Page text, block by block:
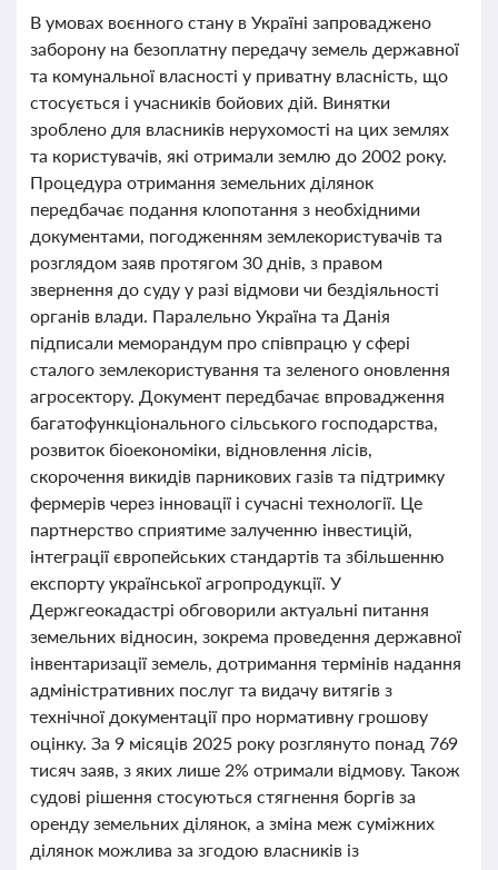
В умовах воєнного стану в Україні запроваджено
заборону на безоплатну передачу земель державної
та комунальної власності у приватну власність, що
стосується і учасників бойових дій. Винятки
зроблено для власників нерухомості на цих землях
та користувачів, які отримали землю до 2002 року.
Процедура отримання земельних ділянок
передбачає подання клопотання з необхідними
документами, погодженням землекористувачів та
розглядом заяв протягом 30 днів, з правом
звернення до суду у разі відмови чи бездіяльності
органів влади. Паралельно Україна та Данія
підписали меморандум про співпрацю у сфері
сталого землекористування та зеленого оновлення
агросектору. Документ передбачає впровадження
багатофункціонального сільського господарства,
розвиток біоекономіки, відновлення лісів,
скорочення викидів парникових газів та підтримку
фермерів через інновації і сучасні технології. Це
партнерство сприятиме залученню інвестицій,
інтеграції європейських стандартів та збільшенню
експорту української агропродукції. У
Держгеокадастрі обговорили актуальні питання
земельних відносин, зокрема проведення державної
інвентаризації земель, дотримання термінів надання
адміністративних послуг та видачу витягів з
технічної документації про нормативну грошову
оцінку. За 9 місяців 2025 року розглянуто понад 769
тисяч заяв, з яких лише 2% отримали відмову. Також
судові рішення стосуються стягнення боргів за
оренду земельних ділянок, а зміна меж суміжних
ділянок можлива за згодою власників із